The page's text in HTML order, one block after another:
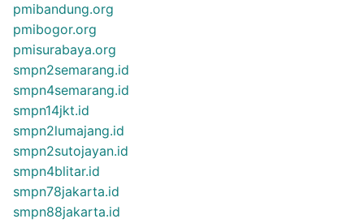
pmibandung.org
pmibogor.org
pmisurabaya.org
smpn2semarang.id
smpn4semarang.id
smpn14jkt.id
smpn2lumajang.id
smpn2sutojayan.id
smpn4blitar.id
smpn78jakarta.id
smpn88jakarta.id